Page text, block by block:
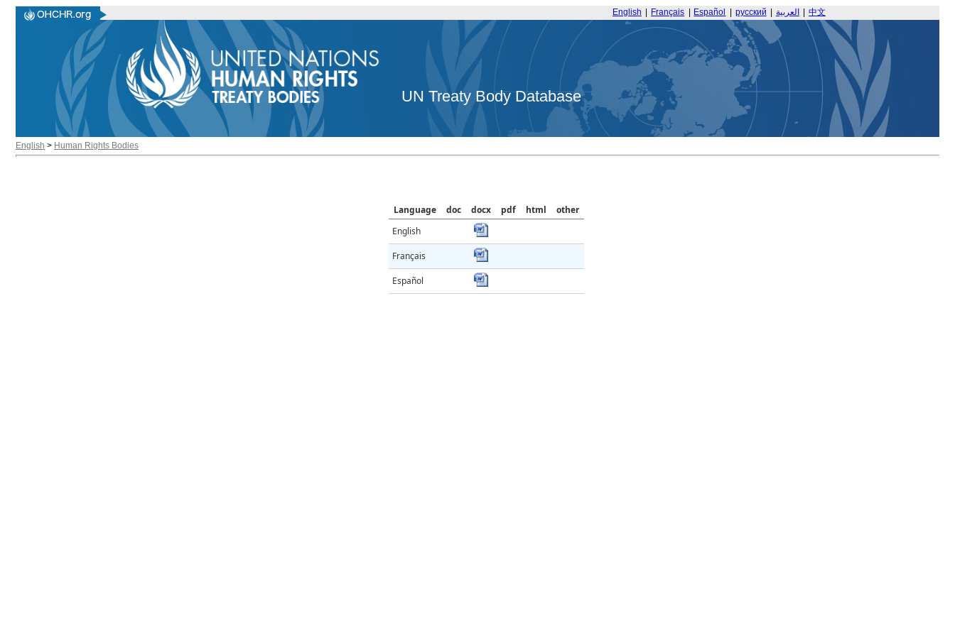
English Français Español русский العربية 中文
UN Treaty Body Database
English > Human Rights Bodies
Language doc docx pdf html
other
English
Français
Español